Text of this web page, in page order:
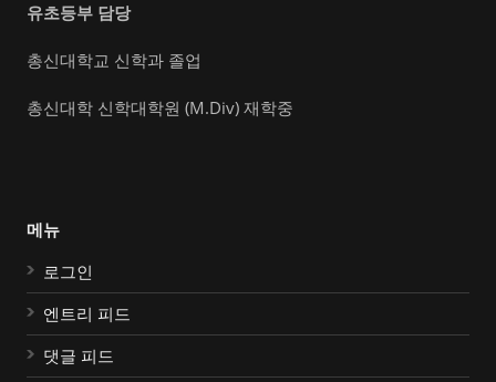
유초등부 담당
총신대학교 신학과 졸업
총신대학 신학대학원 (M.Div) 재학중
메뉴
로그인
엔트리 피드
댓글 피드